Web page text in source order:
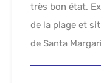
très bon état.
de la plage et
de Santa